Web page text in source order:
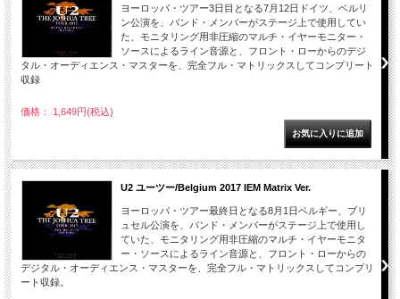
ヨーロッパ・ツアー3日目となる7月12日ドイツ、ベルリ
ン公演を、バンド・メンバーがステージ上で使用してい
た、モニタリング用非圧縮のマルチ・イヤーモニター・
ソースによるライン音源と、フロント・ローからのデジ
タル・オーディエンス・マスターを、完全フル・マトリックスしてコンプリート
収録
価格： 1,649円(税込)
U2 ユーツー/Belgium 2017 IEM Matrix Ver.
ヨーロッパ・ツアー最終日となる8月1日ベルギー、ブリ
ュセル公演を、バンド・メンバーがステージ上で使用し
ていた、モニタリング用非圧縮のマルチ・イヤーモニタ
ー・ソースによるライン音源と、フロント・ローからの
デジタル・オーディエンス・マスターを、完全フル・マトリックスしてコンプリ
ート収録。